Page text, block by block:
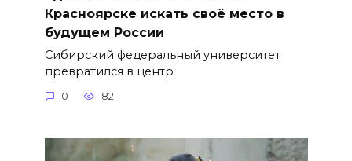
Красноярске искать своё место в
будущем России
Сибирский федеральный университет
превратился в центр
0 82